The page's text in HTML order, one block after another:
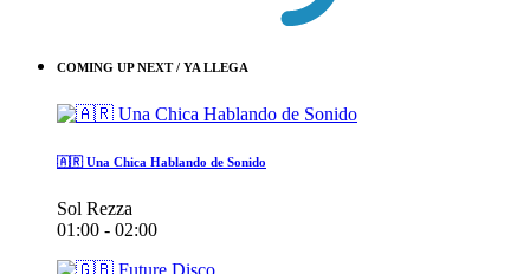
COMING UP NEXT / YA LLEGA
🇦🇷 Una Chica Hablando de Sonido
Sol Rezza
01:00 - 02:00